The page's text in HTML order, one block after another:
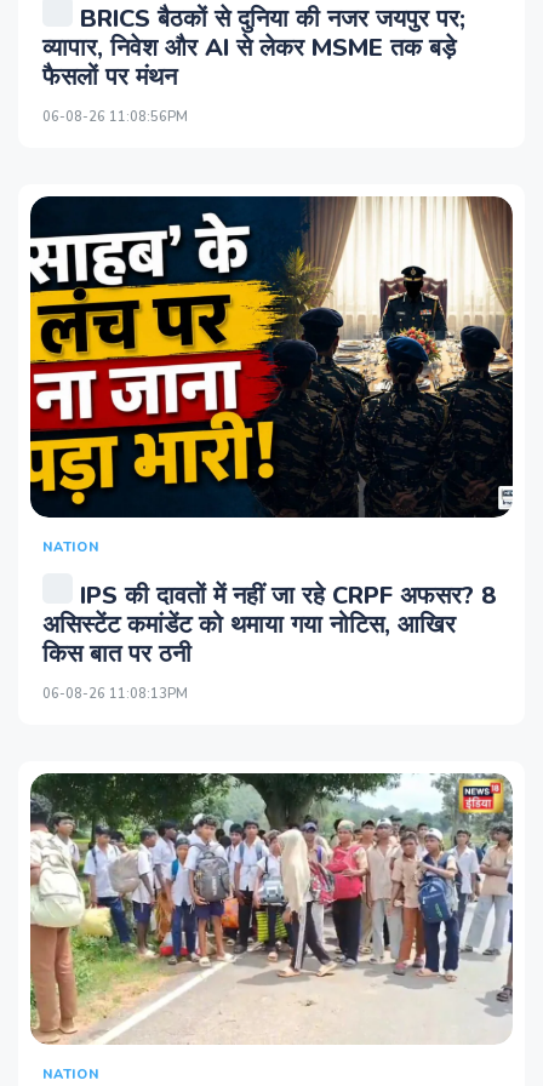
BRICS बैठकों से दुनिया की नजर जयपुर पर;
व्यापार, निवेश और AI से लेकर MSME तक बड़े
फैसलों पर मंथन
06-08-26 11:08:56PM
NATION
IPS की दावतों में नहीं जा रहे CRPF अफसर? 8
असिस्‍टेंट कमांडेंट को थमाया गया नोटिस, आखिर
किस बात पर ठनी
06-08-26 11:08:13PM
NATION